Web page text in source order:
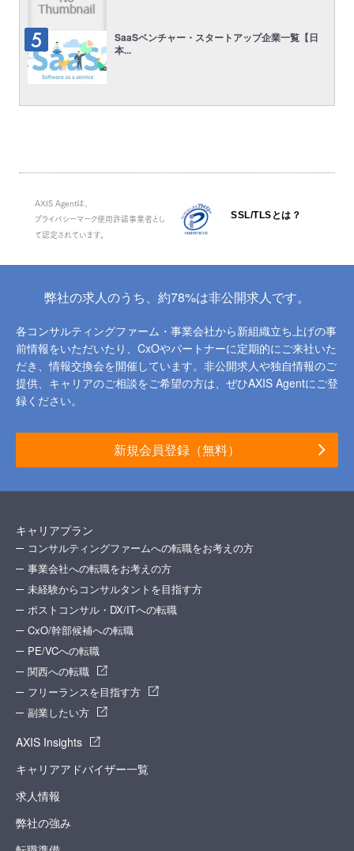
SaaSベンチャー・スタートアップ企業一覧【日
本...
AXIS Agentは、
プライバシーマーク使用許諾事業者とし
て認定されています。
SSL/TLSとは？
弊社の求人のうち、約78%は非公開求人です。
各コンサルティングファーム・事業会社から新組織立ち上げの事
前情報をいただいたり、 CxOやパートナーに定期的にご来社いた
だき、情報交換会を開催しています。 非公開求人や独自情報のご
提供、キャリアのご相談をご希望の方は、ぜひAXIS Agentにご登
録ください。
新規会員登録（無料）
キャリアプラン
コンサルティングファームへの転職をお考えの方
事業会社への転職をお考えの方
未経験からコンサルタントを目指す方
ポストコンサル・DX/ITへの転職
CxO/幹部候補への転職
PE/VCへの転職
関西への転職
フリーランスを目指す方
副業したい方
AXIS Insights
キャリアアドバイザー一覧
求人情報
弊社の強み